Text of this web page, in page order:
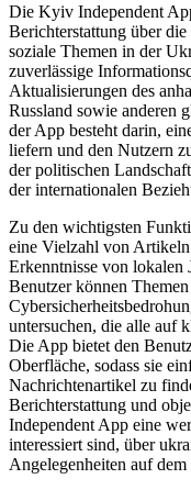
Die Kyiv Independent
Berichterstattung über
soziale Themen in der
zuverlässige
Aktualisierungen des
Russland sowie anderen
der App besteht darin,
liefern und den Nutzern
der politischen
der internationalen
Zu den wichtigsten
eine Vielzahl von
Erkenntnisse von lokalen
Benutzer können
untersuchen, die alle auf
Die App bietet den
Oberfläche, sodass sie
Nachrichtenartikel zu
Berichterstattung und
Independent App eine
interessiert sind, über
Angelegenheiten auf